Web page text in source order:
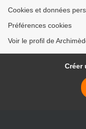
Cookies et données
Préférences cookies
Voir le profil de
Créer